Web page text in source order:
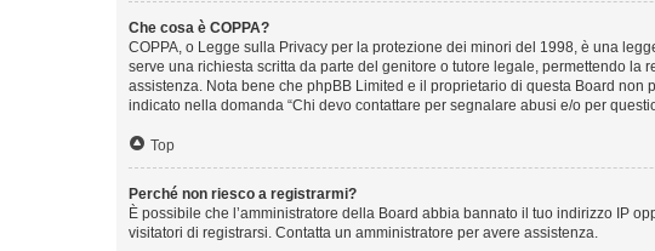
Che cosa è COPPA?
COPPA, o Legge sulla Privacy per la protezione dei minori del 1998, è una
serve una richiesta scritta da parte del genitore o tutore legale, permettendo
assistenza. Nota bene che phpBB Limited e il proprietario di questa Board
indicato nella domanda “Chi devo contattare per segnalare abusi e/o per
Top
Perché non riesco a registrarmi?
È possibile che l’amministratore della Board abbia bannato il tuo indirizzo IP
visitatori di registrarsi. Contatta un amministratore per avere assistenza.